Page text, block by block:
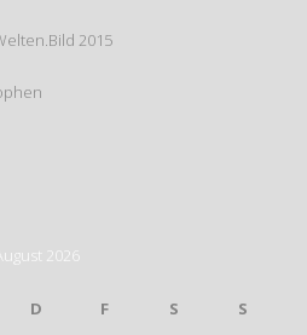
2015
August 2026
D F S
S